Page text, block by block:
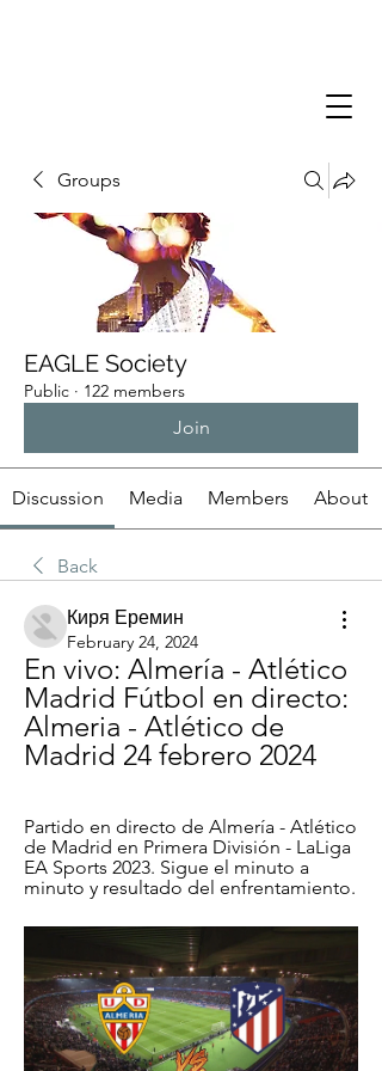
Groups
EAGLE Society
Public · 122 members
Join
Discussion Media Members About
Back
Киря Еремин
February 24, 2024
En vivo: Almería - Atlético
Madrid Fútbol en directo:
Almeria - Atlético de
Madrid 24 febrero 2024
Partido en directo de Almería - Atlético
de Madrid en Primera División - LaLiga
EA Sports 2023. Sigue el minuto a
minuto y resultado del enfrentamiento.